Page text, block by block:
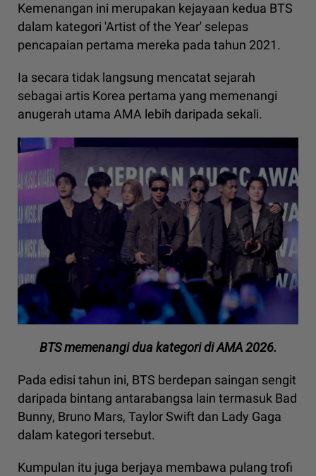
Kemenangan ini merupakan kejayaan kedua BTS
dalam kategori 'Artist of the Year' selepas
pencapaian pertama mereka pada tahun 2021.
Ia secara tidak langsung mencatat sejarah
sebagai artis Korea pertama yang memenangi
anugerah utama AMA lebih daripada sekali.
BTS memenangi dua kategori di AMA 2026.
Pada edisi tahun ini, BTS berdepan saingan sengit
daripada bintang antarabangsa lain termasuk Bad
Bunny, Bruno Mars, Taylor Swift dan Lady Gaga
dalam kategori tersebut.
Kumpulan itu juga berjaya membawa pulang trofi